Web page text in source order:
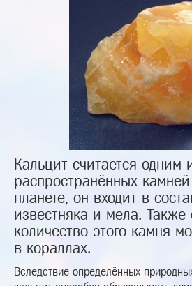
Кальцит считается одним
распространённых
планете, он входит в
известняка и мела. Также
количество этого камня
в кораллах.
Вследствие определённых